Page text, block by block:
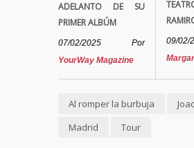
ADELANTO DE SU
PRIMER ALBÚM
07/02/2025
Por
YourWay Magazine
09/02/
Al romper la burbuja
Madrid
Tour